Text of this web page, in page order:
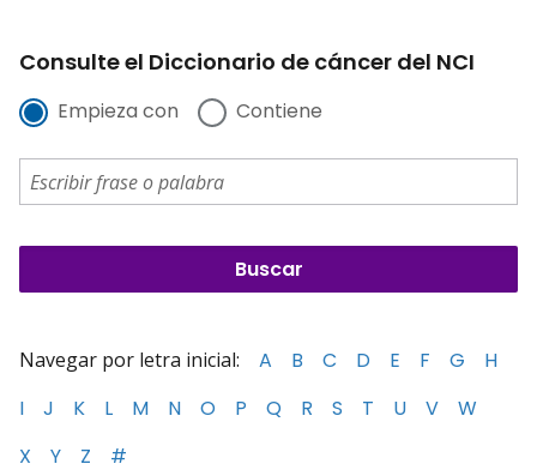
Consulte el Diccionario de cáncer del NCI
Empieza con Contiene
Navegar por letra inicial: A B C D E F G
H
I
J K L M N O P Q R S T U V
W
X
Y Z #